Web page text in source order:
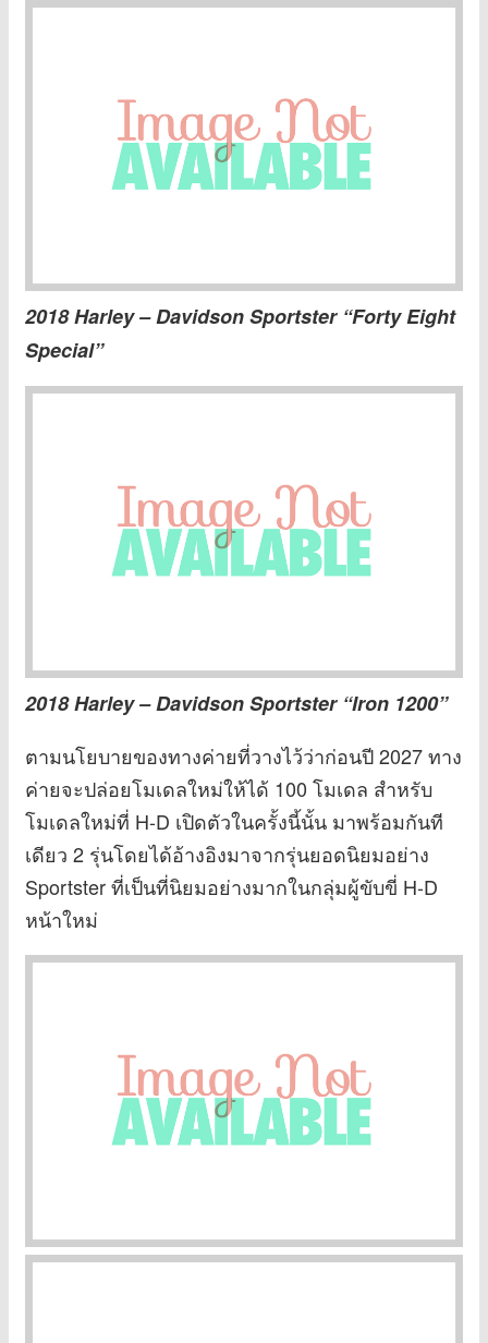
2018 Harley – Davidson Sportster “Forty Eight
Special”
2018 Harley – Davidson Sportster “Iron 1200”
ตามนโยบายของทางค่ายที่วางไว้ว่าก่อนปี 2027 ทาง
ค่ายจะปล่อยโมเดลใหม่ให้ได้ 100 โมเดล สำหรับ
โมเดลใหม่ที่ H-D เปิดตัวในครั้งนี้นั้น มาพร้อมกันที
เดียว 2 รุ่นโดยได้อ้างอิงมาจากรุ่นยอดนิยมอย่าง
Sportster ที่เป็นที่นิยมอย่างมากในกลุ่มผู้ขับขี่ H-D
หน้าใหม่